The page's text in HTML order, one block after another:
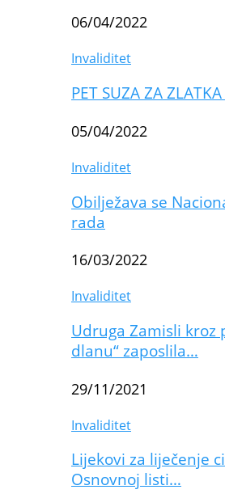
06/04/2022
Invaliditet
PET SUZA ZA
05/04/2022
Invaliditet
Obilježava se
rada
16/03/2022
Invaliditet
Udruga Zamisli kroz
dlanu“ zaposlila…
29/11/2021
Invaliditet
Lijekovi za liječenje
Osnovnoj listi…